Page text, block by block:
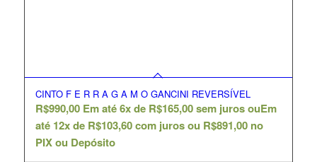
CINTO F E R R A G A M O GANCINI REVERSÍVEL
R$990,00 Em até 6x de R$165,00sem juros ouEm
até 12x de R$103,60com juros ou R$891,00 no
PIX ou Depósito